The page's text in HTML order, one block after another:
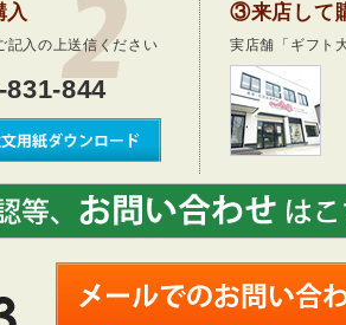
入
記入の上送信ください
831-844
③来店して
実店舗「ギフト